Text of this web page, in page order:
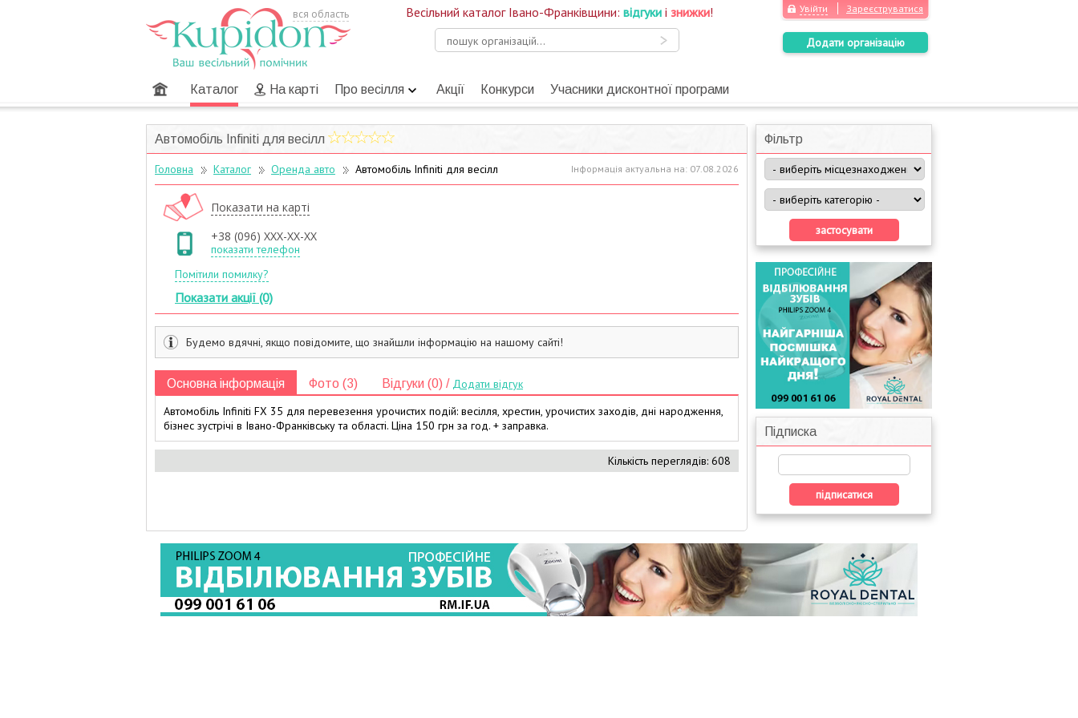
Весільний каталог Івано-Франківщини: відгукиі знижки!
вся область Увійти Зареєструватися
Додати організацію
Каталог На карті Про весілля Акції Конкурси Учасники дисконтної програми
Фільтр
Підписка
Автомобіль Infiniti для весілл
Інформація актуальна на: 07.08.2026
Головна Каталог Оренда авто Автомобіль Infiniti для весілл
Показати на карті
+38 (096) XXX-XX-XX
показати телефон
Помітили помилку?
Показати акції (0)
Будемо вдячні, якщо повідомите, що знайшли інформацію на нашому сайті!
Основна інформація Фото (3) Відгуки (0) / Додати відгук
Автомобіль Infiniti FX 35 для перевезення урочистих подій: весілля, хрестин, урочистих заходів, дні народження,
бізнес зустрічі в Івано-Франківську та області. Ціна 150 грн за год. + заправка.
Кількість переглядів: 608